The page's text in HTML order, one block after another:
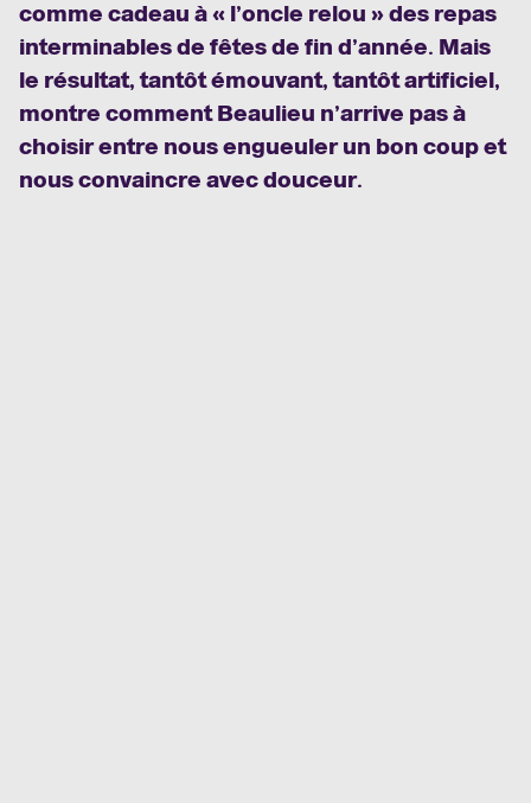
comme cadeau à « l’oncle relou » des repas
interminables de fêtes de fin d’année. Mais
le résultat, tantôt émouvant, tantôt artificiel,
montre comment Beaulieu n’arrive pas à
choisir entre nous engueuler un bon coup et
nous convaincre avec douceur.